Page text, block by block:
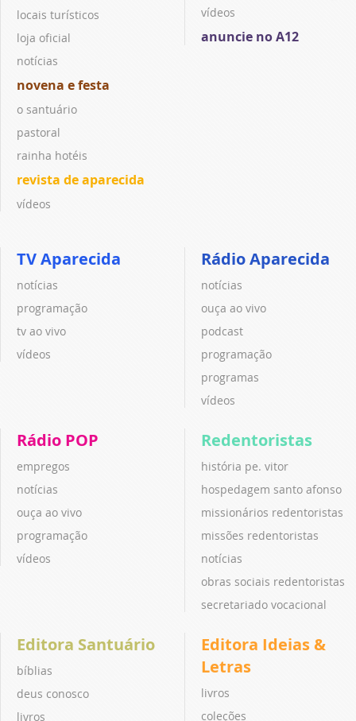
locais turísticos
loja oficial
notícias
novena e festa
o santuário
pastoral
rainha hotéis
revista de aparecida
vídeos
vídeos
anuncie no A12
TV Aparecida
notícias
programação
tv ao vivo
vídeos
Rádio Aparecida
notícias
ouça ao vivo
podcast
programação
programas
vídeos
Rádio POP
empregos
notícias
ouça ao vivo
programação
vídeos
Redentoristas
história pe. vitor
hospedagem santo afonso
missionários redentoristas
missões redentoristas
notícias
obras sociais redentoristas
secretariado vocacional
Editora Santuário
bíblias
deus conosco
livros
Editora Ideias &
Letras
livros
coleções